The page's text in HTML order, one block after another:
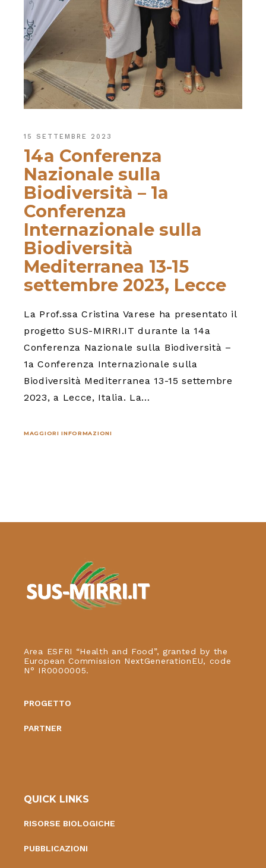
15 SETTEMBRE 2023
14a Conferenza
Nazionale sulla
Biodiversità – 1a
Conferenza
Internazionale sulla
Biodiversità
Mediterranea 13-15
settembre 2023, Lecce
La Prof.ssa Cristina Varese ha presentato il
progetto SUS-MIRRI.IT durante la 14a
Conferenza Nazionale sulla Biodiversità –
1a Conferenza Internazionale sulla
Biodiversità Mediterranea 13-15 settembre
2023, a Lecce, Italia. La…
MAGGIORI INFORMAZIONI
Area ESFRI “Health and Food”, granted by the
European Commission NextGenerationEU, code
N° IR0000005.
PROGETTO
PARTNER
QUICK LINKS
RISORSE BIOLOGICHE
PUBBLICAZIONI